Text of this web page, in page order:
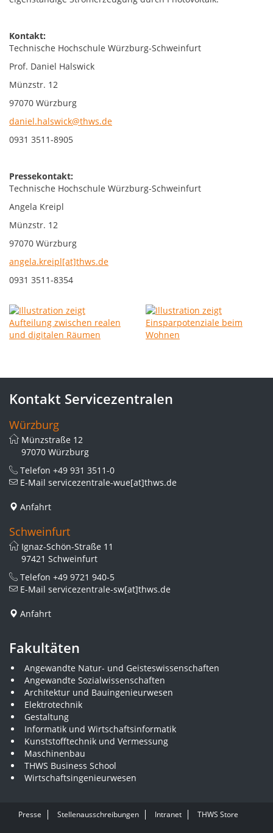
Kontakt:
Technische Hochschule Würzburg-Schweinfurt
Prof. Daniel Halswick
Münzstr. 12
97070 Würzburg
daniel.halswick@thws.de
0931 3511-8905
Pressekontakt:
Technische Hochschule Würzburg-Schweinfurt
Angela Kreipl
Münzstr. 12
97070 Würzburg
angela.kreipl[at]thws.de
0931 3511-8354
Kontakt Servicezentralen
Würzburg
Münzstraße 12
97070 Würzburg
Telefon +49 931 3511-0
E-Mail servicezentrale-wue[at]thws.de
Anfahrt
Schweinfurt
Ignaz-Schön-Straße 11
97421 Schweinfurt
Telefon +49 9721 940-5
E-Mail servicezentrale-sw[at]thws.de
Anfahrt
Fakultäten
Angewandte Natur- und Geisteswissenschaften
Angewandte Sozialwissenschaften
Architektur und Bauingenieurwesen
Elektrotechnik
Gestaltung
Informatik und Wirtschaftsinformatik
Kunststofftechnik und Vermessung
Maschinenbau
THWS Business School
Wirtschaftsingenieurwesen
Presse Stellenausschreibungen Intranet THWS Store